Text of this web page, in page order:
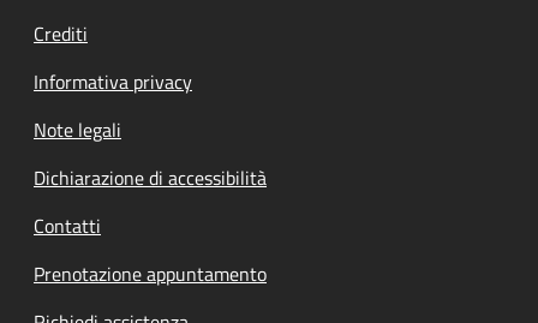
Crediti
Informativa privacy
Note legali
Dichiarazione di accessibilità
Contatti
Prenotazione appuntamento